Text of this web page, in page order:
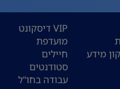
מידע
VIP דיסקונט
מועדפת
חיילים
סטודנטים
עבודה בחו"ל